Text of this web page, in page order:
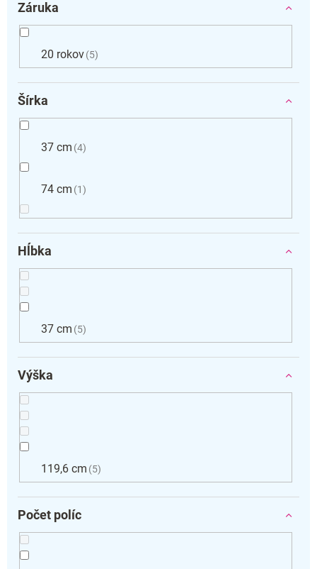
Záruka
20 rokov 5
Šírka
37 cm 4
74 cm 1
Hĺbka
37 cm 5
Výška
119,6 cm 5
Počet políc